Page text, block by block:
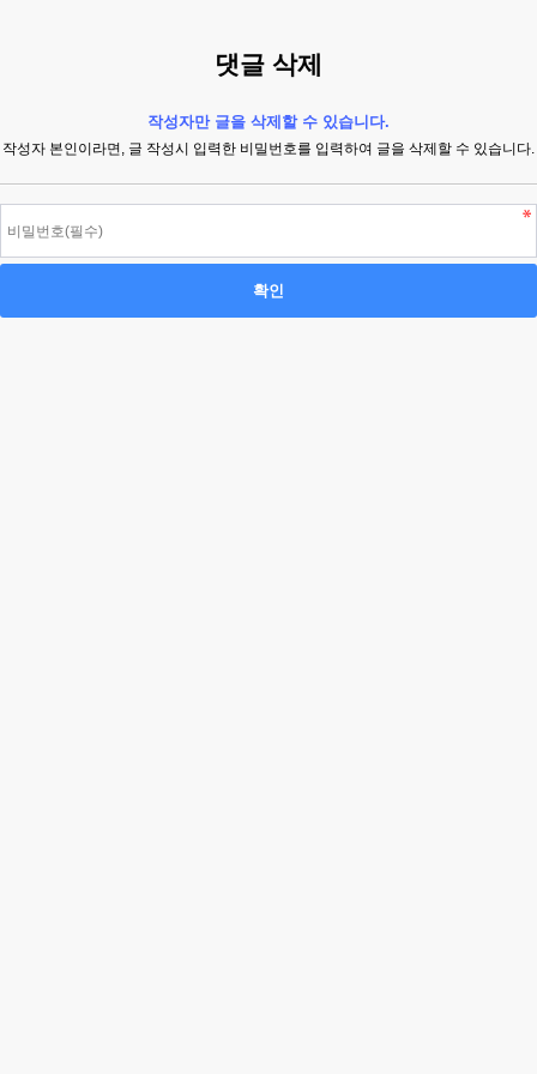
댓글 삭제
작성자만 글을 삭제할 수 있습니다.
작성자 본인이라면, 글 작성시 입력한 비밀번호를 입력하여 글을 삭제할 수 있습니다.